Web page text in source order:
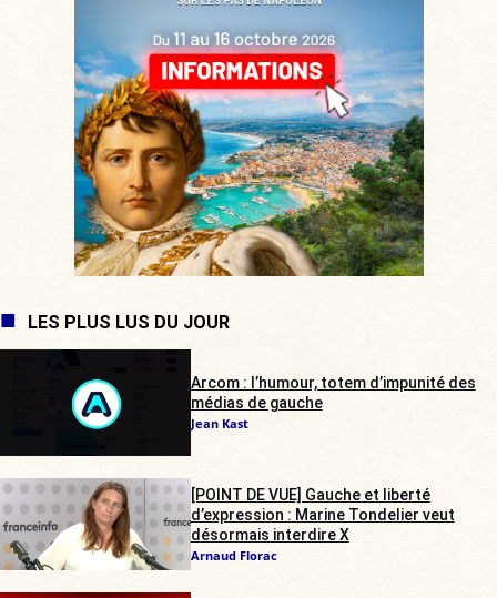
LES PLUS LUS DU JOUR
Arcom : l’humour, totem d’impunité des
médias de gauche
Jean Kast
[POINT DE VUE] Gauche et liberté
d’expression : Marine Tondelier veut
désormais interdire X
Arnaud Florac